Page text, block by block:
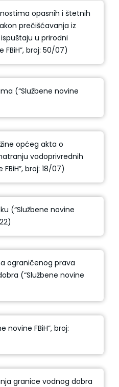
opasnih i štetnih
prečišćavanja iz
u prirodni
FBiH”, broj: 50/07)
(“Službene novine
općeg akta o
vodoprivrednih
broj: 18/07)
(“Službene novine
ograničenog prava
(“Službene novine
novine FBiH”, broj:
granice vodnog dobra